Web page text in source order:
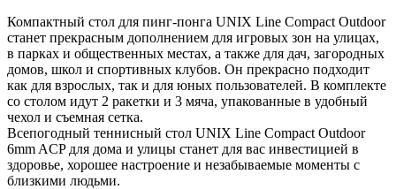
Компактный стол для пинг-понга UNIX Line Compact Outdoor
станет прекрасным дополнением для игровых зон на улицах,
в парках и общественных местах, а также для дач, загородных
домов, школ и спортивных клубов. Он прекрасно подходит
как для взрослых, так и для юных пользователей. В комплекте
со столом идут 2 ракетки и 3 мяча, упакованные в удобный
чехол и съемная сетка.
Всепогодный теннисный стол UNIX Line Compact Outdoor
6mm ACP для дома и улицы станет для вас инвестицией в
здоровье, хорошее настроение и незабываемые моменты с
близкими людьми.